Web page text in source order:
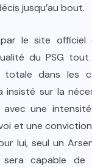
jusqu’au bout.
le site officiel
du PSG
totale dans les
insisté sur la
une
et une
lui, seul un
capable de